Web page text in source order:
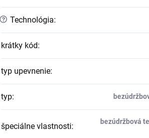
? Technológia:
krátky kód:
typ upevnenie:
typ:
špeciálne vlastnosti:
bezúdržbová